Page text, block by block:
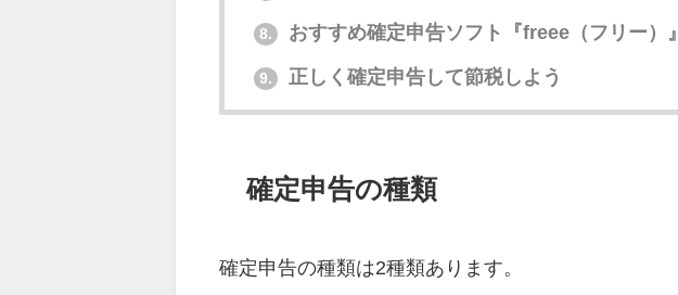
8. おすすめ確定申告ソフト『freee（フリー）』
9. 正しく確定申告して節税しよう
確定申告の種類
確定申告の種類は2種類あります。